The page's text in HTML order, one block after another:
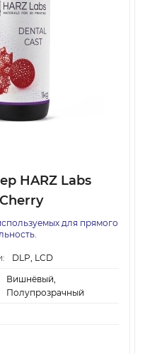
HARZ Labs
для прямого
DLP, LCD
Вишнёвый,
Полупрозрачный